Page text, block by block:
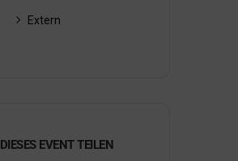
Extern
DIESES EVENT TEILEN